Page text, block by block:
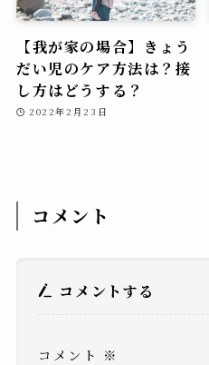
【我が家の場合】きょう
だい児のケア方法は？接
し方はどうする？
2022年2月23日
コメント
コメントする
コメント ※